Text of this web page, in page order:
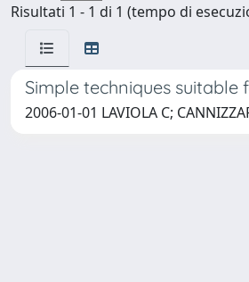
Risultati 1 - 1 di 1 (tempo di
Simple techniques
2006-01-01 LAVIOLA C;